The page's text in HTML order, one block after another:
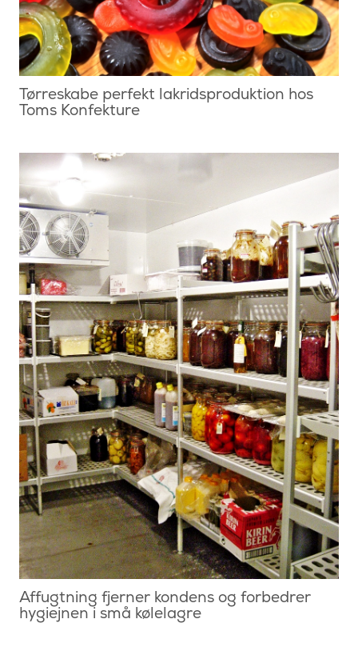
Tørreskabe perfekt lakridsproduktion hos
Toms Konfekture
Affugtning fjerner kondens og forbedrer
hygiejnen i små kølelagre